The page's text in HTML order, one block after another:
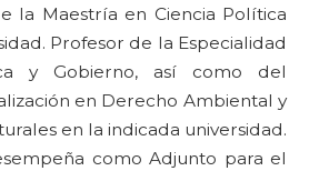
la Maestría en Ciencia Política
Profesor de la Especialidad
y Gobierno, así como del
en Derecho Ambiental y
en la indicada universidad.
como Adjunto para el